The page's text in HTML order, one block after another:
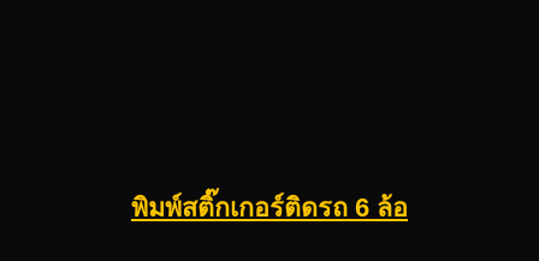
พิมพ์สติ๊กเกอร์ติดรถ 6 ล้อ